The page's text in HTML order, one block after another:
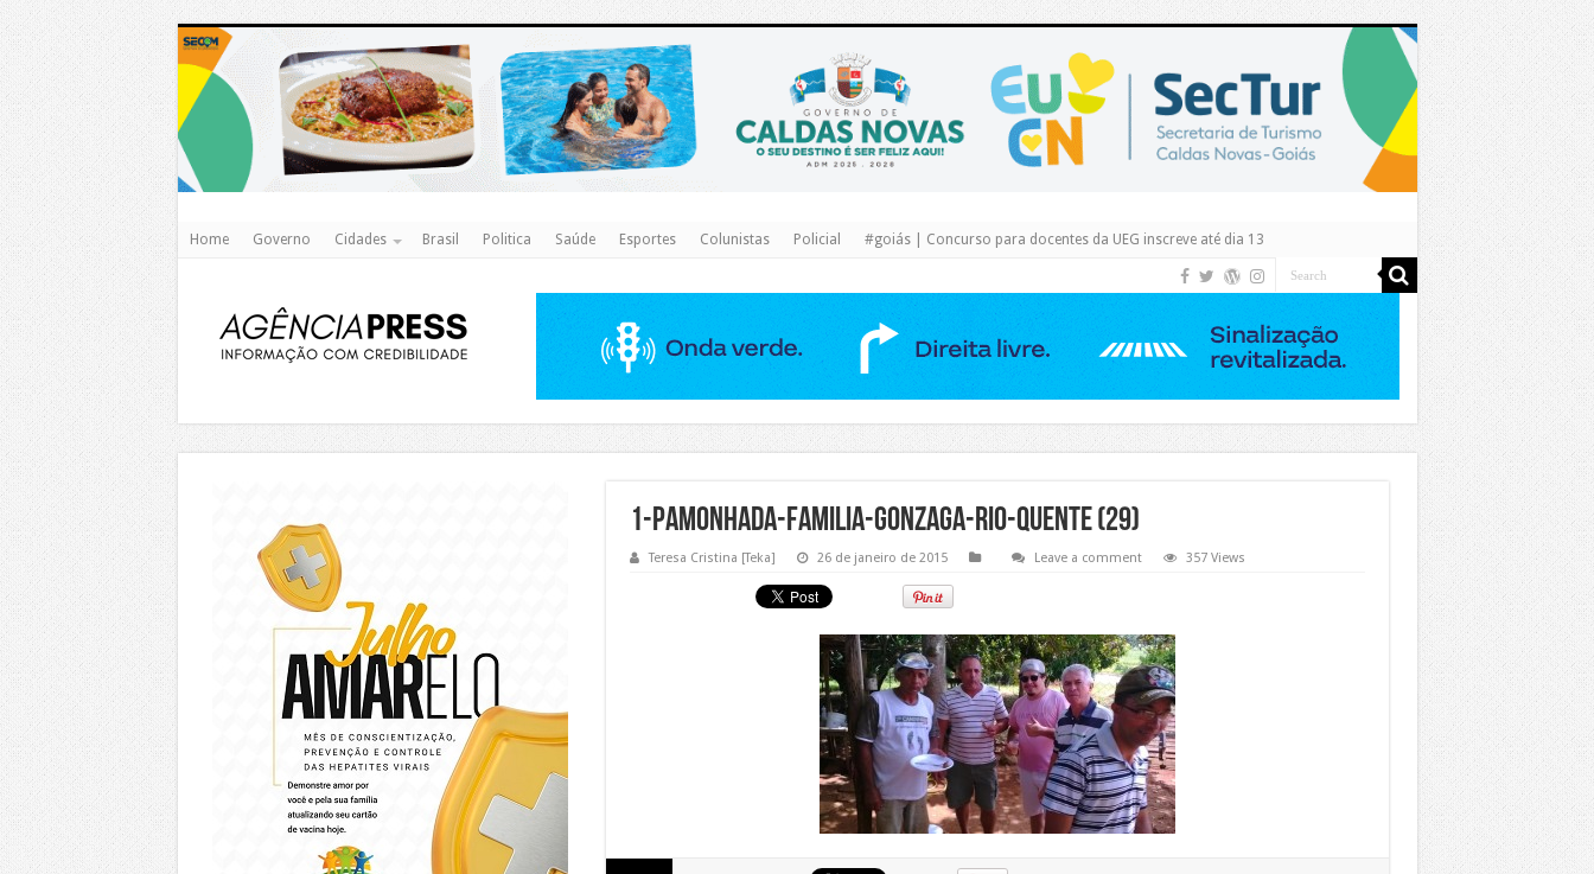
https://www.caldasnovas.go.gov.br/
Home Governo Cidades Brasil Politica Saúde Esportes Colunistas Policial #goiás | Concurso para docentes da UEG inscreve até dia 13
1-pamonhada-familia-gonzaga-rio-quente (29)
Teresa Cristina [Teka] 26 de janeiro de 2015 Leave a comment 357 Views